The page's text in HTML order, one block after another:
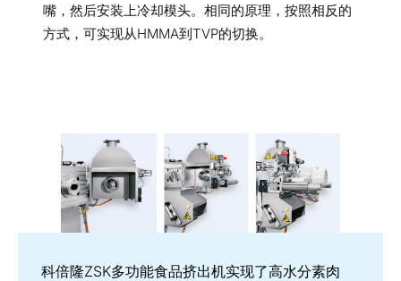
嘴，然后安装上冷却模头。相同的原理，按照相反的
方式，可实现从HMMA到TVP的切换。
科倍隆ZSK多功能食品挤出机实现了高水分素肉